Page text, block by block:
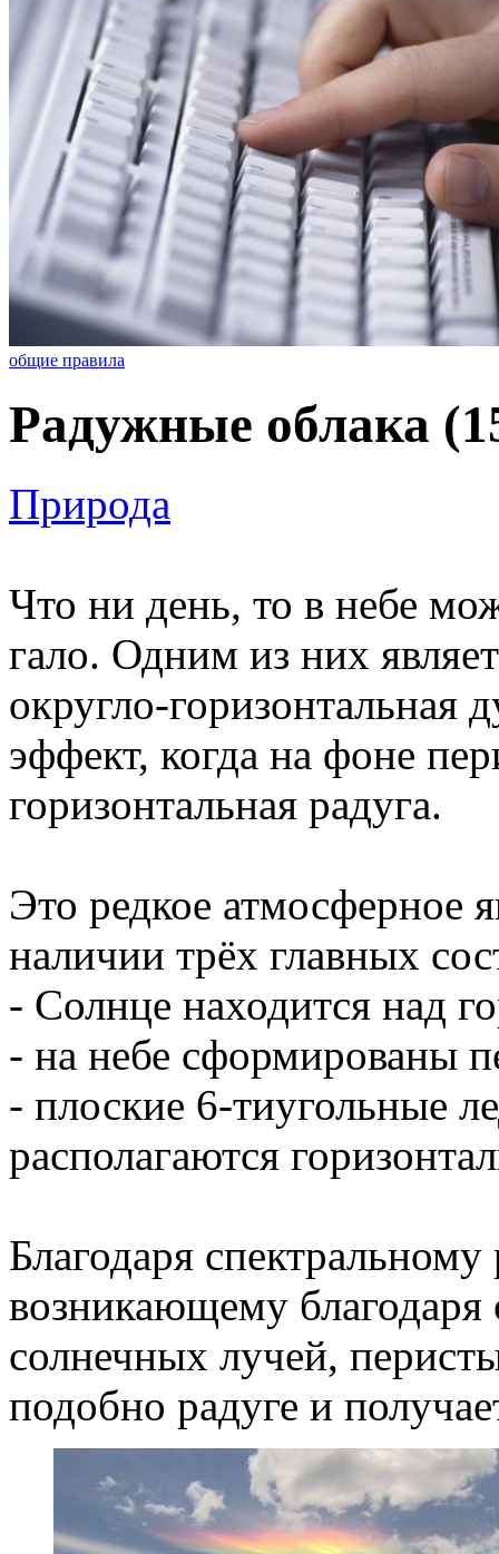
общие правила
Радужные облака
Природа
Что ни день, то в небе
гало. Одним из них
округло-горизонтальная
эффект, когда на фоне
горизонтальная радуга.
Это редкое атмосферное
наличии трёх главных
- Солнце находится над
- на небе сформированы
- плоские 6-тиугольные
располагаются
Благодаря
возникающему
солнечных лучей,
подобно радуге и